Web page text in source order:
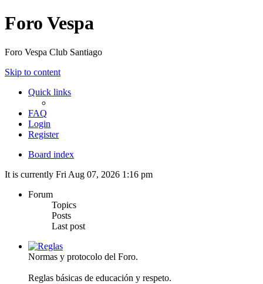
Foro Vespa
Foro Vespa Club Santiago
Skip to content
Quick links
FAQ
Login
Register
Board index
It is currently Fri Aug 07, 2026 1:16 pm
Forum
Topics
Posts
Last post
Reglas
Normas y protocolo del Foro.
Reglas básicas de educación y respeto.